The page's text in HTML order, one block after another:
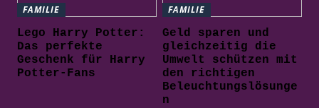
FAMILIE
Lego Harry Potter:
Das perfekte
Geschenk für Harry
Potter-Fans
FAMILIE
Geld sparen und
gleichzeitig die
Umwelt schützen mit
den richtigen
Beleuchtungslösunge
n